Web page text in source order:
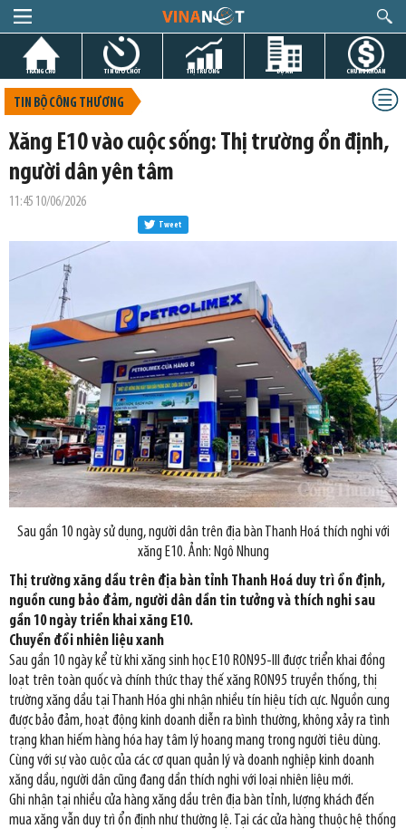
TRANG CHỦ TIN GIỜ CHÓT THỊ TRƯỜNG DỰ ÁN CHỨNG KHOÁN
TIN BỘ CÔNG THƯƠNG
Xăng E10 vào cuộc sống: Thị trường ổn định,
người dân yên tâm
11:45 10/06/2026
Tweet
Sau gần 10 ngày sử dụng, người dân trên địa bàn Thanh Hoá thích nghi với
xăng E10. Ảnh: Ngô Nhung
Thị trường xăng dầu trên địa bàn tỉnh Thanh Hoá duy trì ổn định,
nguồn cung bảo đảm, người dân dần tin tưởng và thích nghi sau
gần 10 ngày triển khai xăng E10.
Chuyển đổi nhiên liệu xanh
Sau gần 10 ngày kể từ khi xăng sinh học E10 RON95-III được triển khai đồng
loạt trên toàn quốc và chính thức thay thế xăng RON95 truyền thống, thị
trường xăng dầu tại Thanh Hóa ghi nhận nhiều tín hiệu tích cực. Nguồn cung
được bảo đảm, hoạt động kinh doanh diễn ra bình thường, không xảy ra tình
trạng khan hiếm hàng hóa hay tâm lý hoang mang trong người tiêu dùng.
Cùng với sự vào cuộc của các cơ quan quản lý và doanh nghiệp kinh doanh
xăng dầu, người dân cũng đang dần thích nghi với loại nhiên liệu mới.
Ghi nhận tại nhiều cửa hàng xăng dầu trên địa bàn tỉnh, lượng khách đến
mua xăng vẫn duy trì ổn định như thường lệ. Tại các cửa hàng thuộc hệ thống